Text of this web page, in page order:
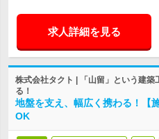
求人詳細を見る
株式会社タクト | 「山留」という建
る！
地盤を支え、幅広く携わる！【
OK